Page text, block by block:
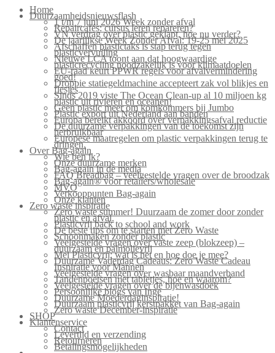
Home
Duurzaamheidsnieuwsflash
1 t/m 7 juni 2026 Week zonder afval
Repaircafés: cursus leren repareren?
VN verdrag over plastic geklapt, hoe nu verder?
De jaarlijkse Week Zonder Afval: 19-25 mei 2025
Afschaffen plastictaks is stap terug tegen
plasticvervuiling
Nieuwe LCA toont aan dat hoogwaardige
plasticrecycling noodzakelijk is voor klimaatdoelen
EU-raad keurt PPWR regels voor afvalvermindering
goed!
Droppie statiegeldmachine accepteert zak vol blikjes en
flesjes
Sinds 2019 viste The Ocean Clean-up al 10 miljoen kg
plastic uit rivieren en oceanen!
Geen plastic meer om komkommers bij Jumbo
Plastic export uit Nederland aan banden
Europa bereikt akkoord over verpakkingsafval reductie
De duurzame verpakkingen van de toekomst zijn
herbruikbaar
Europese maatregelen om plastic verpakkingen terug te
dringen.
Over Bag-again
Wie ben ik?
Onze duurzame merken
Bag-again in de media
FAQ Breadbag – veelgestelde vragen over de broodzak
Bag-again® voor retailers/wholesale
MVO
Verkooppunten Bag-again
Onze klanten
Zero waste inspiratie
Zero waste summer! Duurzaam de zomer door zonder
plastic en afval.
Plasticvrij back to school and work
De beste tips om te starten met Zero Waste
Schoonmaken zonder plastic
Veelgestelde vragen over vaste zeep (blokzeep) –
duurzaam en palmolievrij
Mei Plasticvrij: wat is het en hoe doe je mee?
Duurzame Vaderdag Cadeaus: Zero Waste Cadeau
Inspiratie voor Mannen
Veelgestelde vragen over wasbaar maandverband
Tandenpoetsen met tabletjes, hoe en waarom?
Veelgestelde vragen over de bijenwasdoek
Persoonlijke blogs van Inge
Duurzame Moederdaginspiratie!
Duurzaam plasticvrij kerstpakket van Bag-again
Zero waste December-inspiratie
SHOP
Klantenservice
Contact
Levertijd en verzending
Retourneren
Betalingsmogelijkheden